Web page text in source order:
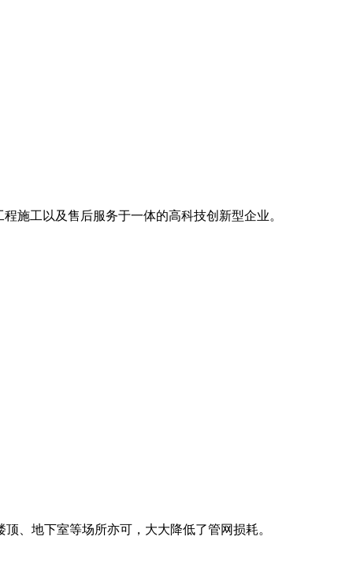
施工以及售后服务于一体的高科技创新型企业。
、地下室等场所亦可，大大降低了管网损耗。